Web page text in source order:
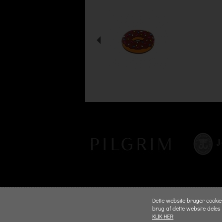
Dette website bruger
brug af dette website
KLIK HER